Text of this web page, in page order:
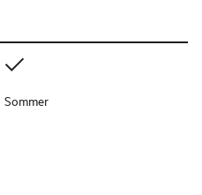
Sommer